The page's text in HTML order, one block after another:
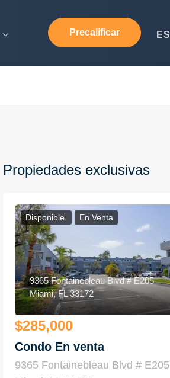
Precalificar ES
Propiedades exclusivas
Disponible En Venta
9365 Fontainebleau Blvd # E205
Miami, FL 33172
$285,000
Condo En venta
9365 Fontainebleau Blvd # E205